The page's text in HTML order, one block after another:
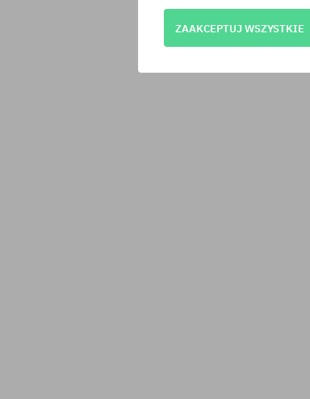
ZAAKCEPTUJ WSZYSTKIE